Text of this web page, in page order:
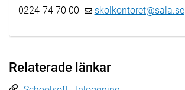
0224-74 70 00
skolkontoret@sala.se
Relaterade länkar